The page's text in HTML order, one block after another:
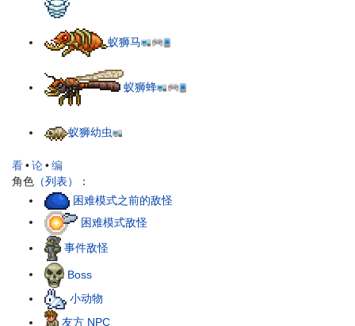
蚁狮马
蚁狮蜂
蚁狮幼虫
看•论•编
角色 （列表）
：
困难模式之前的敌怪
困难模式敌怪
事件敌怪
Boss
小动物
友方 NPC